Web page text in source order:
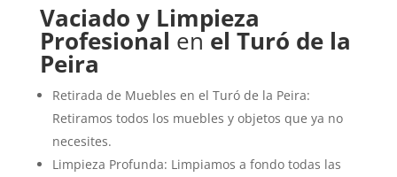
Vaciado y Limpieza
Profesional enel Turó de la
Peira
Retirada de Muebles en el Turó de la Peira:
Retiramos todos los muebles y objetos que ya no
necesites.
Limpieza Profunda: Limpiamos a fondo todas las